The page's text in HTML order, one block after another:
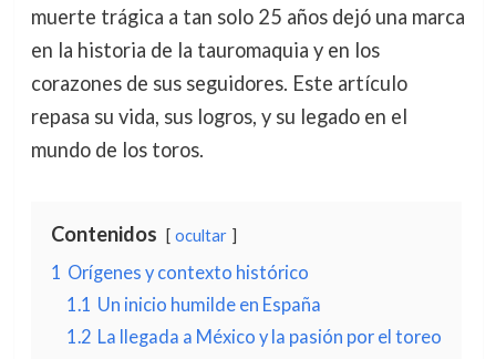
muerte trágica a tan solo 25 años dejó una marca
en la historia de la tauromaquia y en los
corazones de sus seguidores. Este artículo
repasa su vida, sus logros, y su legado en el
mundo de los toros.
Contenidos ocultar
1 Orígenes y contexto histórico
1.1 Un inicio humilde en España
1.2 La llegada a México y la pasión por el toreo